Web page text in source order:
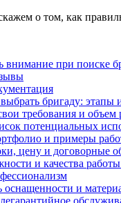
о том, как
внимание при поиске
бригаду: этапы
требования и объем
потенциальных
и примеры
цену и договорные
и качества
и